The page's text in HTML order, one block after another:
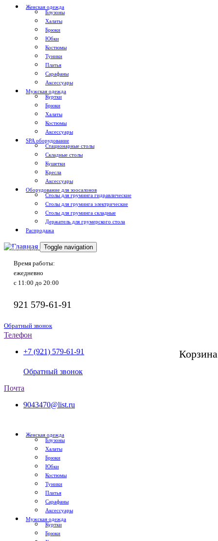
Женская одежда
Блузоны
Халаты
Брюки
Юбки
Костюмы
Туники
Платья
Сарафаны
Аксессуары
Мужская одежда
Куртки
Брюки
Халаты
Костюмы
Аксессуары
SPA оборудование
Стационарные столы
Складные столы
Кушетки
Кресла
Аксессуары
Оборудование для зоосалонов
Столы для груминга гидравлические
Столы для груминга электрические
Столы для груминга складные
Держатель для грумерского стола
Распродажа
Доставка по РоссииToggle navigation
Время работы:
ежедневно
с 11:00 до 20:00
921 579-61-91
Обратный звонок
Корзина
Телефон
+7 (921) 579-61-91
Обратный звонок
Почта
9043470@list.ru
Женская одежда
Блузоны
Халаты
Брюки
Юбки
Костюмы
Туники
Платья
Сарафаны
Аксессуары
Мужская одежда
Куртки
Брюки